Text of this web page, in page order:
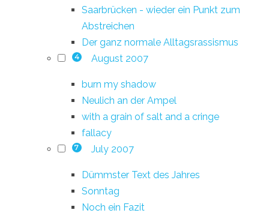
Saarbrücken - wieder ein Punkt zum
Abstreichen
Der ganz normale Alltagsrassismus
4 August 2007
burn my shadow
Neulich an der Ampel
with a grain of salt and a cringe
fallacy
7 July 2007
Dümmster Text des Jahres
Sonntag
Noch ein Fazit